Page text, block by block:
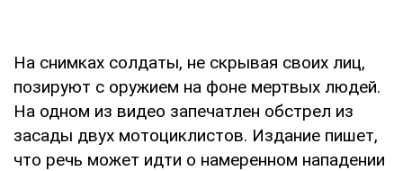
На снимках солдаты, не скрывая своих лиц,
позируют с оружием на фоне мертвых людей.
На одном из видео запечатлен обстрел из
засады двух мотоциклистов. Издание пишет,
что речь может идти о намеренном нападении